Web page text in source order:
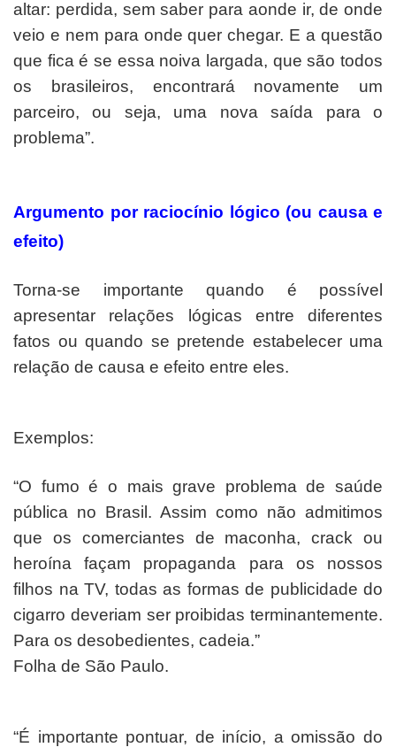
altar: perdida, sem saber para aonde ir, de onde
veio e nem para onde quer chegar. E a questão
que fica é se essa noiva largada, que são todos
os brasileiros, encontrará novamente um
parceiro, ou seja, uma nova saída para o
problema”.
Argumento por raciocínio lógico (ou causa e
efeito)
Torna-se importante quando é possível
apresentar relações lógicas entre diferentes
fatos ou quando se pretende estabelecer uma
relação de causa e efeito entre eles.
Exemplos:
“O fumo é o mais grave problema de saúde
pública no Brasil. Assim como não admitimos
que os comerciantes de maconha, crack ou
heroína façam propaganda para os nossos
filhos na TV, todas as formas de publicidade do
cigarro deveriam ser proibidas terminantemente.
Para os desobedientes, cadeia.”
Folha de São Paulo.
“É importante pontuar, de início, a omissão do